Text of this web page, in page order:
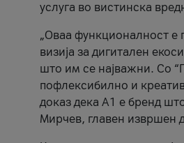
услуга во вистинска
„Оваа функционалност е
визија за дигитален
што им се најважни. Со
пофлексибилно и
доказ дека А1 е бренд
Мирчев, главен извршен